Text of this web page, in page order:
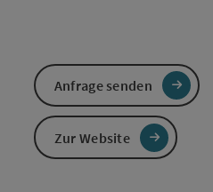
Anfrage senden
Zur Website